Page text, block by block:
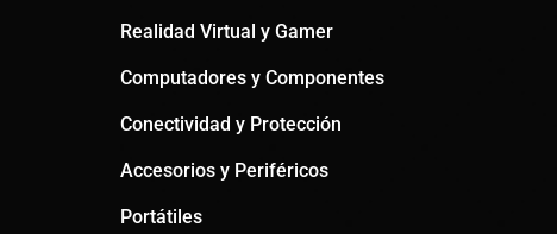
Realidad Virtual y Gamer
Computadores y Componentes
Conectividad y Protección
Accesorios y Periféricos
Portátiles